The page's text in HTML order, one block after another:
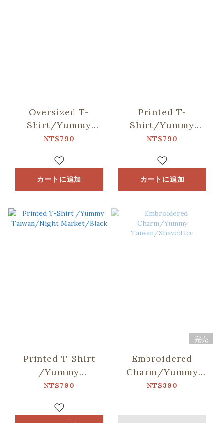
Oversized T-
Shirt/Yummy
Taiwan/Desserts/White
NT$790
カートに追加
Printed T-
Shirt/Yummy
Taiwan/Breakfast/
NT$790
カートに追加
Printed T-Shirt
/Yummy
Taiwan/Night
NT$790
完売
Embroidered
Charm/Yummy
Taiwan/Shaved Ice
NT$390